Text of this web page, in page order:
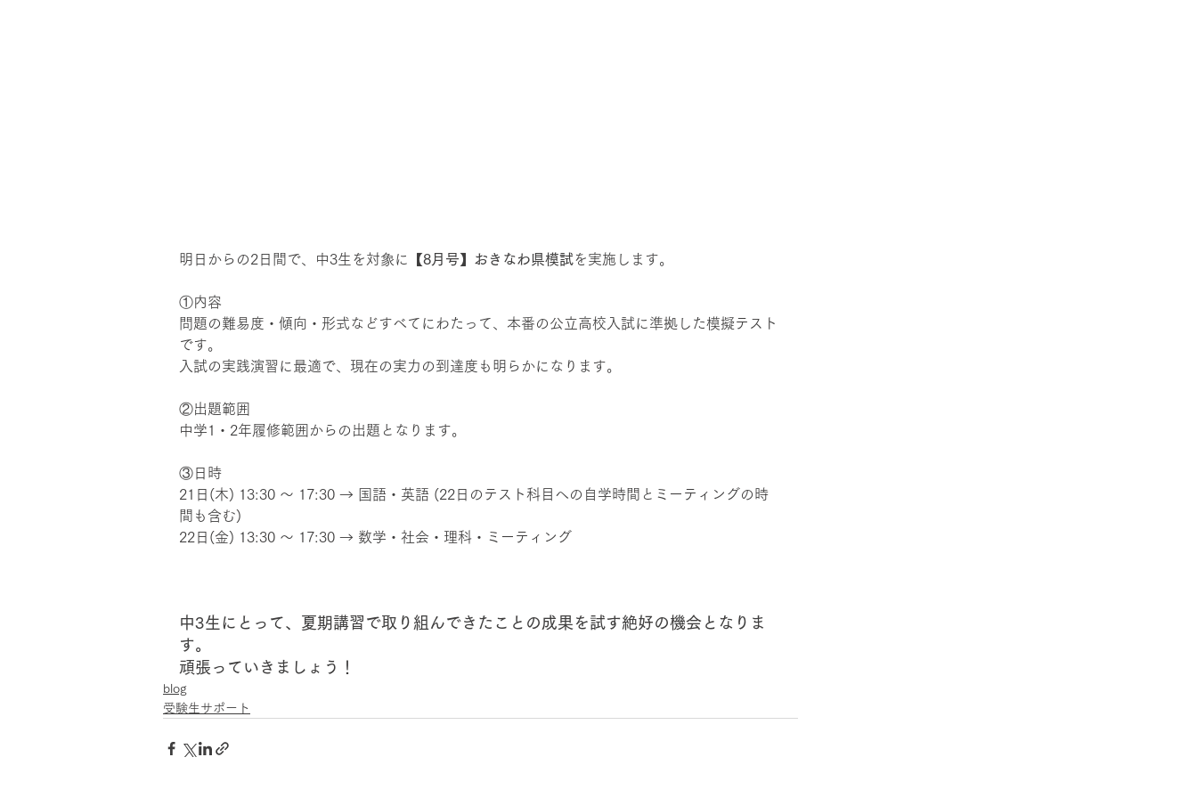
明日からの2日間で、中3生を対象に 【8月号】おきなわ県模試を実施します。
①内容
問題の難易度・傾向・形式などすべてにわたって、本番の公立高校入試に準拠した模擬テスト
です。
入試の実践演習に最適で、現在の実力の到達度も明らかになります。
②出題範囲
中学1・2年履修範囲からの出題となります。
③日時
21日(木) 13:30 ～ 17:30 → 国語・英語 (22日のテスト科目への自学時間とミーティングの時
間も含む)
22日(金) 13:30 ～ 17:30 → 数学・社会・理科・ミーティング
中3生にとって、夏期講習で取り組んできたことの成果を試す絶好の機会となりま
す。
頑張っていきましょう！
blog
受験生サポート